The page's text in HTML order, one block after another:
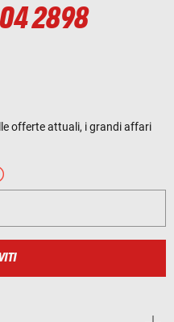
2898
offerte attuali, i grandi affari